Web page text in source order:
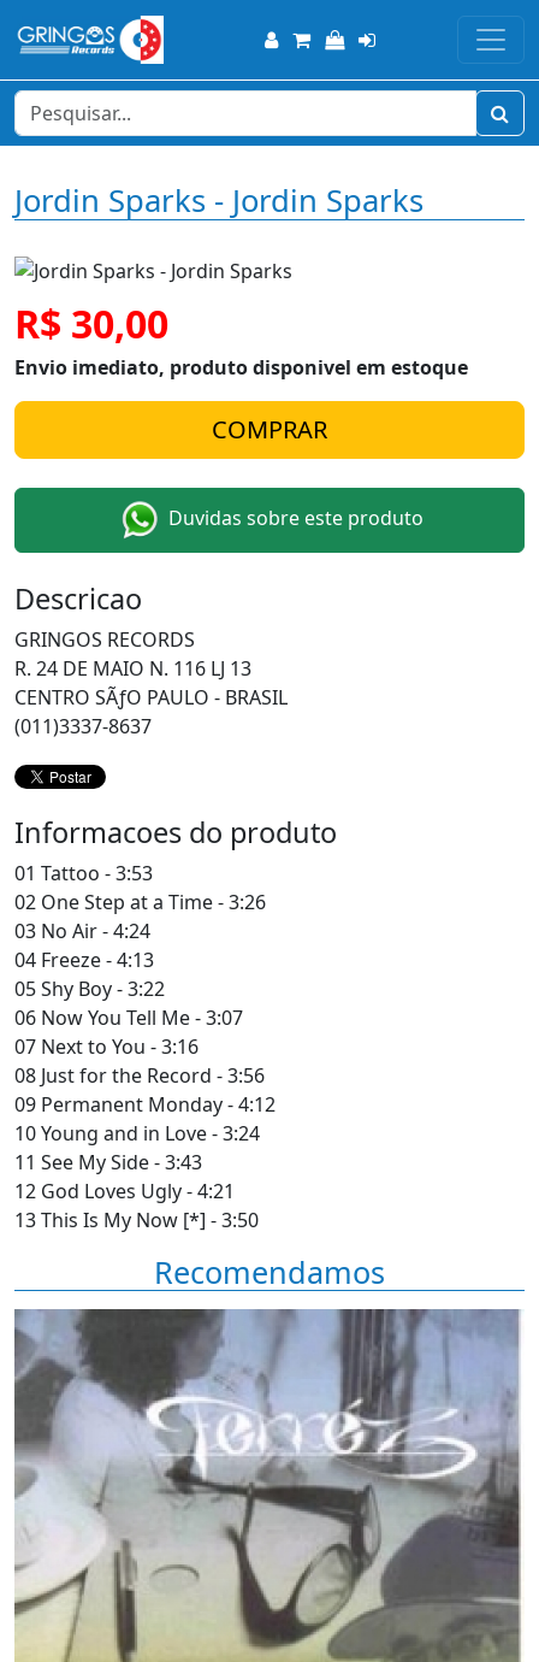
Jordin Sparks - Jordin Sparks
R$ 30,00
Envio imediato, produto disponivel em estoque
Duvidas sobre este produto
Descricao
GRINGOS RECORDS
R. 24 DE MAIO N. 116 LJ 13
CENTRO SÃƒO PAULO - BRASIL
(011)3337-8637
Informacoes do produto
01 Tattoo - 3:53
02 One Step at a Time - 3:26
03 No Air - 4:24
04 Freeze - 4:13
05 Shy Boy - 3:22
06 Now You Tell Me - 3:07
07 Next to You - 3:16
08 Just for the Record - 3:56
09 Permanent Monday - 4:12
10 Young and in Love - 3:24
11 See My Side - 3:43
12 God Loves Ugly - 4:21
13 This Is My Now [*] - 3:50
Recomendamos